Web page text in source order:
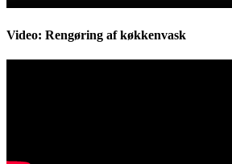
Video: Rengøring af køkkenvask